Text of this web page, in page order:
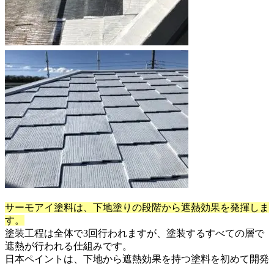
サーモアイ塗料は、下地塗りの段階から遮熱効果を発揮しま
す。
塗装工程は全体で3回行われますが、塗装するすべての層で
遮熱が行われる仕組みです。
日本ペイントは、下地から遮熱効果を持つ塗料を初めて開発